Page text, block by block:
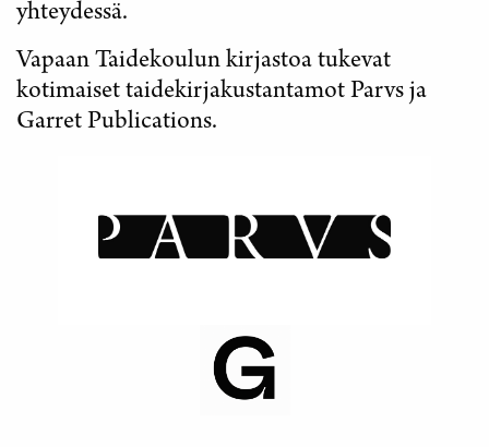
yhteydessä.
Vapaan Taidekoulun kirjastoa tukevat
kotimaiset taidekirjakustantamot Parvs ja
Garret Publications.